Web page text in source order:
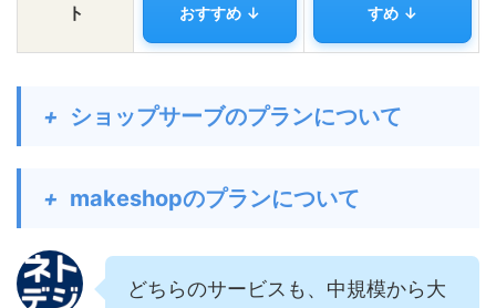
ト
おすすめ ↓
すめ ↓
+ ショップサーブのプランについて
+ makeshopのプランについて
どちらのサービスも、中規模から大